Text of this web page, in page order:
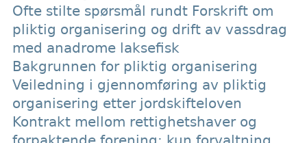
Ofte stilte spørsmål rundt Forskrift om
pliktig organisering og drift av vassdrag
med anadrome laksefisk
Bakgrunnen for pliktig organisering
Veiledning i gjennomføring av pliktig
organisering etter jordskifteloven
Kontrakt mellom rettighetshaver og